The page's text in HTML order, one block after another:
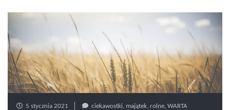
5 stycznia 2021 ciekawostki, majątek, rolne, WARTA